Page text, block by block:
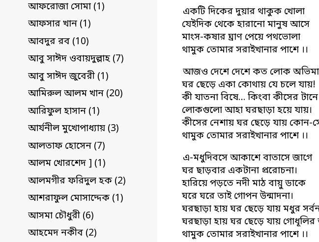
আফরোজা সোমা (1)
আফসার খান (1)
আবদুর রব (10)
আবু সাঈদ ওবায়দুল্লাহ (7)
আবু সাঈদ জুবেরী (1)
আমিরুল আলম খান (20)
আরিফুল হাসান (1)
আর্যনীল মুখোপাধ্যায় (3)
আলতাফ হোসেন (7)
আলম খোরশেদ ] (1)
আলমগীর ফরিদুল হক (2)
আশরাফুল মোসাদ্দেক (1)
আসমা চৌধুরী (6)
আহমেদ নকীব (2)
একটি দিকের দুয়ার থাকুক খোলা
যেইদিক থেকে হারানো মানুষ আসে
মাংস-কষার ঘ্রাণ পেয়ে পথভোলা
থামুক তোমার সরাইখানার পাশে ।।
আজও দেশে দেশে কত লোক
ঘর ছেড়ে একা কোথায় যে চলে যায়!
কী যাতনা বিষে… কিংবা কীসের টানে
লোকগুলো আহা ঘরছাড়া হয়ে যায়।
কীসের নেশায় ঘর ছেড়ে যায় কোন-সে
থামুক তোমার সরাইখানার পাশে ।।
এ-মধুদিবসে আকাশে বাতাসে জাগে
ঘর ছাড়বার একটানা প্ররোচনা।
হারিয়ে পড়তে নদী মাঠ বায়ু ডাকে
ঘরে ঘরে তাই গোপন উন্মাদনা।
ঘরছাড়া হায় ঘর ছেড়ে যায় মধুর
ঘরছাড়া হায় ঘর ছেড়ে যায়
থামুক তোমার সরাইখানার পাশে ।।